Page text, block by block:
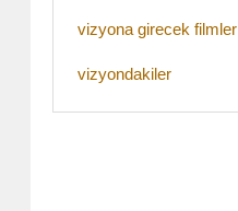
vizyona girecek filmler
vizyondakiler